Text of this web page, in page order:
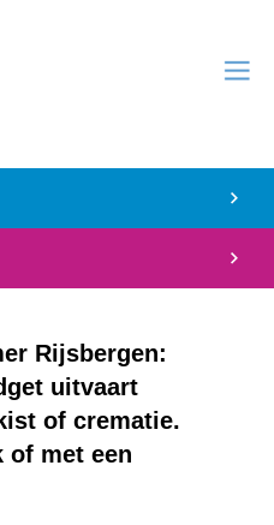
Rijsbergen:
uitvaart
of crematie.
of met een